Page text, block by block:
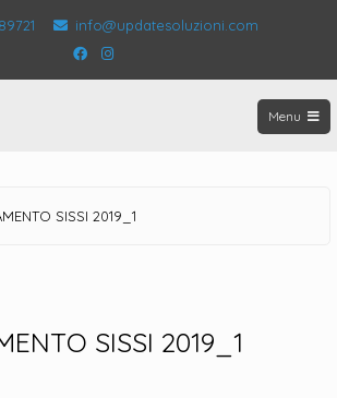
info@updatesoluzioni.com
FacebookInstagram
Menu
SISSI 2019_1
SISSI 2019_1